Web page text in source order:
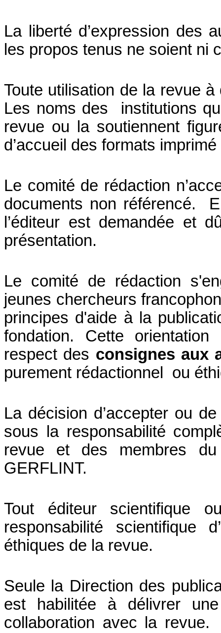
La liberté d’expression des
les propos tenus ne soient ni
Toute utilisation de la revue
Les noms des institutions
revue ou la soutiennent
d’accueil des formats
Le comité de rédaction
documents non référencé.
l’éditeur est demandée et
présentation.
Le comité de rédaction
jeunes chercheurs
principes d'aide à la
fondation. Cette
respect des consignes aux
purement rédactionnel ou
La décision d’accepter ou
sous la responsabilité
revue et des membres
GERFLINT.
Tout éditeur scientifique
responsabilité scientifique
éthiques de la revue.
Seule la Direction des
est habilitée à délivrer
collaboration avec la revue.